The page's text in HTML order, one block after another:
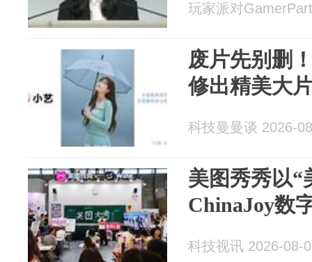
玩家派对
废片先别删
修出精美大
科技曼曼谈 2026-
美图秀秀以“
ChinaJoy数
科技视讯 2026-08-